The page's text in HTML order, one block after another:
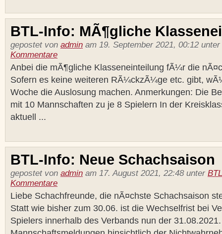
BTL-Info: MÃ¶gliche
gepostet von admin am 19. September 2021, 00:12 unter
Kommentare
Anbei die mÃ¶gliche Klasseneinteilung fÃ¼r die
Sofern es keine weiteren RÃ¼ckzÃ¼ge etc. gibt,
Woche die Auslosung machen. Anmerkungen: Die
mit 10 Mannschaften zu je 8 Spielern In der
aktuell ...
BTL-Info: Neue Schachsaison
gepostet von admin am 17. August 2021, 22:48 unter
Kommentare
Liebe Schachfreunde, die nÃ¤chste Schachsaison
Statt wie bisher zum 30.06. ist die Wechselfrist bei
Spielers innerhalb des Verbands nun der 31.08.2021.